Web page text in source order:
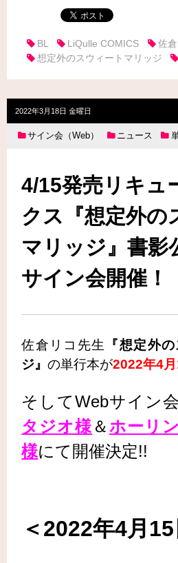
BL LiQulle COMICS
佐
想定外のスウィートマリッジ
2022年3月18日 金曜日
サイン会（Web） ニュース
4/15発売リキュ
クス『想定外の
マリッジ』書影
サイン会開催！
佐倉リコ先生
『想定外
ジ』の単行本が2022年4月
そしてWebサイン
タジオ様 ＆ホーリ
様にて開催決定!!
＜2022年4月